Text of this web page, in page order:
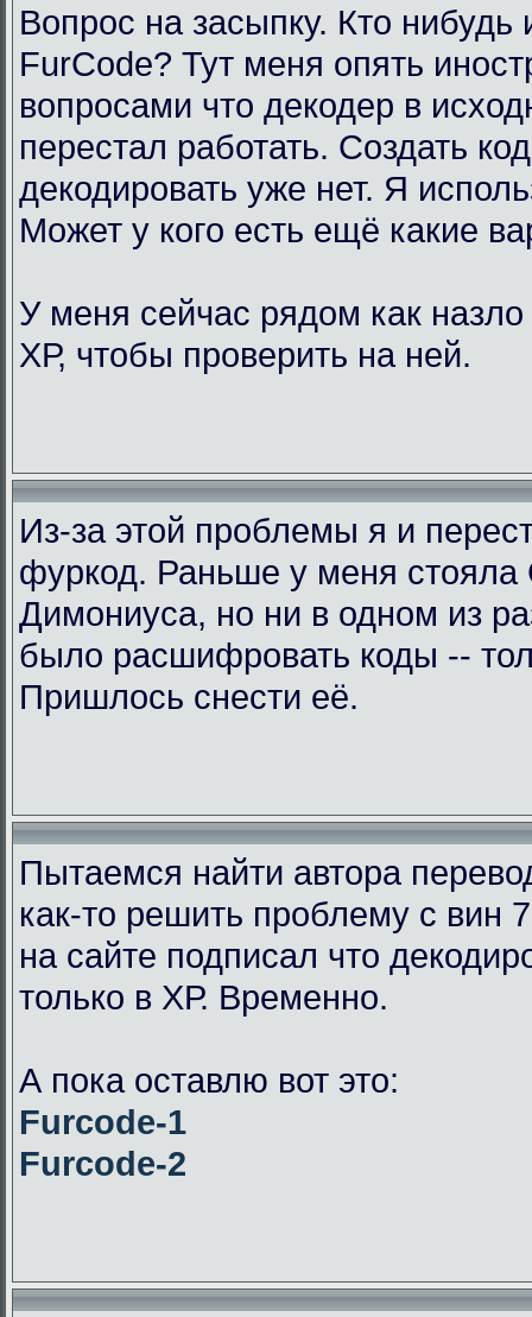
Вопрос на засыпку. Кто нибудь
FurCode? Тут меня опять
вопросами что декодер в
перестал работать. Создать
декодировать уже нет. Я
Может у кого есть ещё какие
У меня сейчас рядом как
ХР, чтобы проверить на ней.
Из-за этой проблемы я и
фуркод. Раньше у меня стояла
Димониуса, но ни в одном из
было расшифровать коды --
Пришлось снести её.
Пытаемся найти автора
как-то решить проблему с вин
на сайте подписал что
только в ХР. Временно.
А пока оставлю вот это:
Furcode-1
Furcode-2